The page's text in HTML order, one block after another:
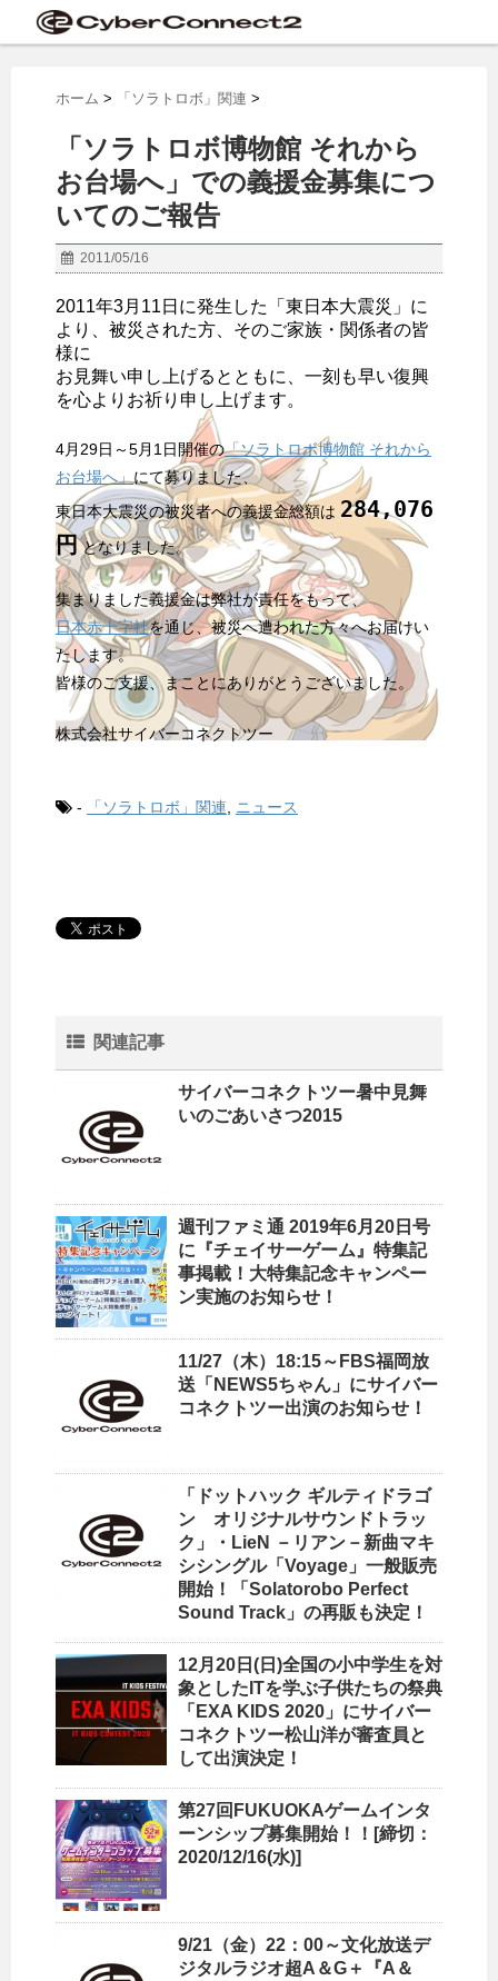
ホーム > 「ソラトロボ」関連 >
「ソラトロボ博物館 それから
お台場へ」での義援金募集につ
いてのご報告
2011/05/16
2011年3月11日に発生した「東日本大震災」に
より、被災された方、そのご家族・関係者の皆
様に
お見舞い申し上げるとともに、一刻も早い復興
を心よりお祈り申し上げます。
4月29日～5月1日開催の「ソラトロボ博物館 それから
お台場へ」 にて募りました、
東日本大震災の被災者への義援金総額は 284,076
円となりました。
集まりました義援金は弊社が責任をもって、
日本赤十字社を通じ、被災へ遭われた方々へお届けい
たします。
皆様のご支援、まことにありがとうございました。
株式会社サイバーコネクトツー
- 「ソラトロボ」関連 ニュース
関連記事
サイバーコネクトツー暑中見舞
いのごあいさつ2015
週刊ファミ通 2019年6月20日号
に『チェイサーゲーム』特集記
事掲載！大特集記念キャンペー
ン実施のお知らせ！
11/27（木）18:15～FBS福岡放
送「NEWS5ちゃん」にサイバー
コネクトツー出演のお知らせ！
「ドットハック ギルティドラゴ
ン オリジナルサウンドトラッ
ク」・LieN －リアン－新曲マキ
シシングル「Voyage」一般販売
開始！「Solatorobo Perfect
Sound Track」の再販も決定！
12月20日(日)全国の小中学生を対
象としたITを学ぶ子供たちの祭典
「EXA KIDS 2020」にサイバー
コネクトツー松山洋が審査員と
して出演決定！
第27回FUKUOKAゲームインタ
ーンシップ募集開始！！[締切：
2020/12/16(水)]
9/21（金）22：00～文化放送デ
ジタルラジオ超A＆G＋『A＆